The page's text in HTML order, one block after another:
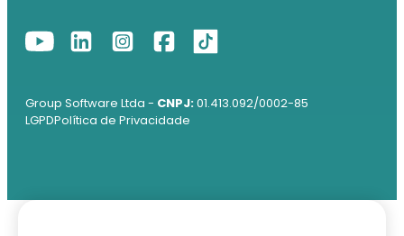
Group Software Ltda - CNPJ:01.413.092/0002-85
LGPDPolítica de Privacidade